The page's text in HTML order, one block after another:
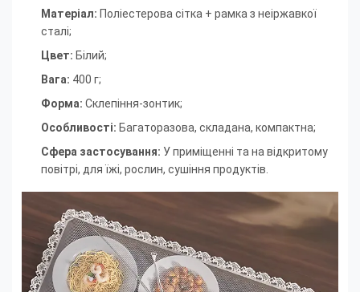
Матеріал: Поліестерова сітка + рамка з неіржавкої
сталі;
Цвет: Білий;
Вага: 400 г;
Форма: Склепіння-зонтик;
Особливості: Багаторазова, складана, компактна;
Сфера застосування: У приміщенні та на відкритому
повітрі, для їжі, рослин, сушіння продуктів.